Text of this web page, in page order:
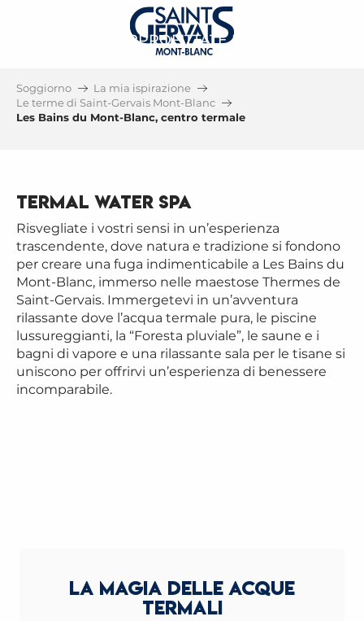
APPROFITTATE DI
DI GIORNO E DI NOTTE
Soggiorno
La mia ispirazione
Le terme di Saint-Gervais Mont-Blanc
Les Bains du Mont-Blanc, centro termale
Termal Water Spa
Risvegliate i vostri sensi in un’esperienza
trascendente, dove natura e tradizione si fondono
per creare una fuga indimenticabile a Les Bains du
Mont-Blanc, immerso nelle maestose Thermes de
Saint-Gervais. Immergetevi in un’avventura
rilassante dove l’acqua termale pura, le piscine
lussureggianti, la “Foresta pluviale”, le saune e i
bagni di vapore e una rilassante sala per le tisane si
uniscono per offrirvi un’esperienza di benessere
incomparabile.
LA MAGIA DELLE ACQUE
TERMALI